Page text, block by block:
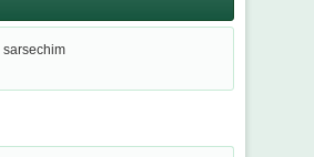
sarsechim